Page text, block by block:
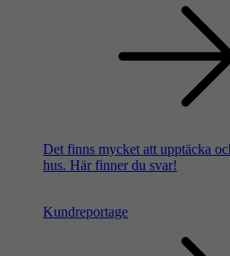
Det finns mycket att upptäcka
hus. Här finner du svar!
Kundreportage